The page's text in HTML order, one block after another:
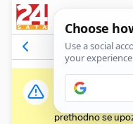
Komentari
Važna obavijest:
Svaki korisnik koji
prethodno se